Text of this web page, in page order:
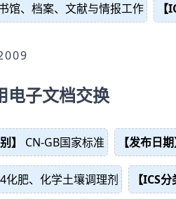
馆、档案、文献与情报工作 【
子文档交换
】 CN-GB国家标准 【发布日期
化肥、化学土壤调理剂 【ICS分